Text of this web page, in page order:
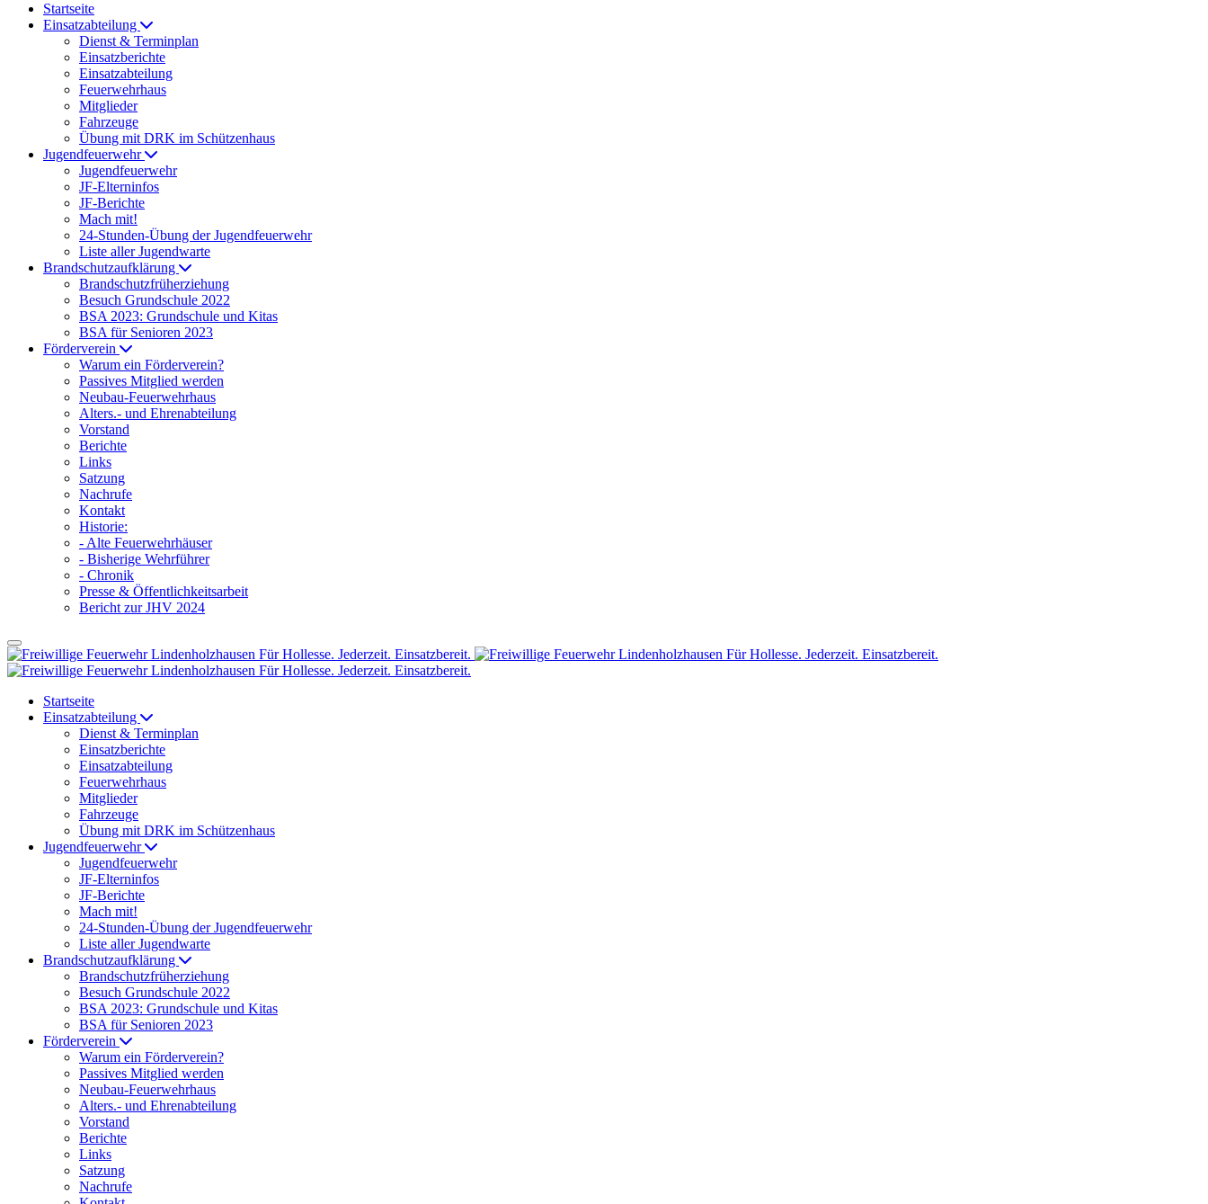
Startseite
Einsatzabteilung
Dienst & Terminplan
Einsatzberichte
Einsatzabteilung
Feuerwehrhaus
Mitglieder
Fahrzeuge
Übung mit DRK im Schützenhaus
Jugendfeuerwehr
Jugendfeuerwehr
JF-Elterninfos
JF-Berichte
Mach mit!
24-Stunden-Übung der Jugendfeuerwehr
Liste aller Jugendwarte
Brandschutzaufklärung
Brandschutzfrüherziehung
Besuch Grundschule 2022
BSA 2023: Grundschule und Kitas
BSA für Senioren 2023
Förderverein
Warum ein Förderverein?
Passives Mitglied werden
Neubau-Feuerwehrhaus
Alters.- und Ehrenabteilung
Vorstand
Berichte
Links
Satzung
Nachrufe
Kontakt
Historie:
- Alte Feuerwehrhäuser
- Bisherige Wehrführer
- Chronik
Presse & Öffentlichkeitsarbeit
Bericht zur JHV 2024
Startseite
Einsatzabteilung
Dienst & Terminplan
Einsatzberichte
Einsatzabteilung
Feuerwehrhaus
Mitglieder
Fahrzeuge
Übung mit DRK im Schützenhaus
Jugendfeuerwehr
Jugendfeuerwehr
JF-Elterninfos
JF-Berichte
Mach mit!
24-Stunden-Übung der Jugendfeuerwehr
Liste aller Jugendwarte
Brandschutzaufklärung
Brandschutzfrüherziehung
Besuch Grundschule 2022
BSA 2023: Grundschule und Kitas
BSA für Senioren 2023
Förderverein
Warum ein Förderverein?
Passives Mitglied werden
Neubau-Feuerwehrhaus
Alters.- und Ehrenabteilung
Vorstand
Berichte
Links
Satzung
Nachrufe